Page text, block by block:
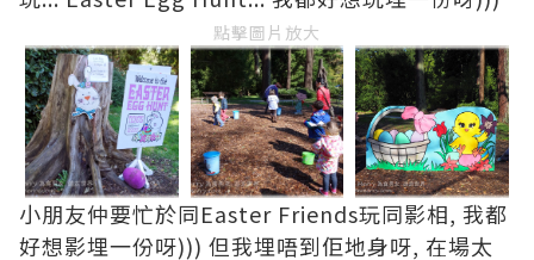
點擊圖片放大
小朋友仲要忙於同Easter Friends玩同影相, 我都
好想影埋一份呀))) 但我埋唔到佢地身呀, 在場太